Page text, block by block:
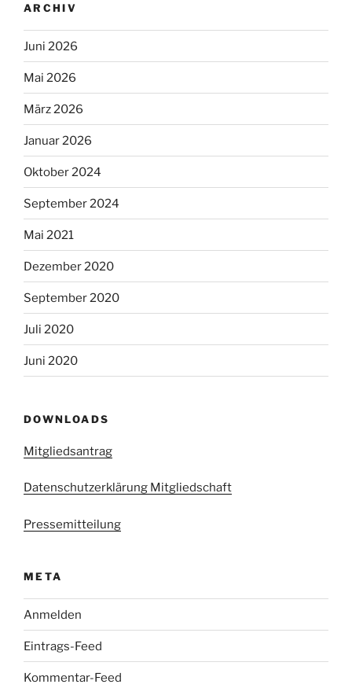
ARCHIV
Juni 2026
Mai 2026
März 2026
Januar 2026
Oktober 2024
September 2024
Mai 2021
Dezember 2020
September 2020
Juli 2020
Juni 2020
DOWNLOADS
Mitgliedsantrag
Datenschutzerklärung Mitgliedschaft
Pressemitteilung
META
Anmelden
Eintrags-Feed
Kommentar-Feed